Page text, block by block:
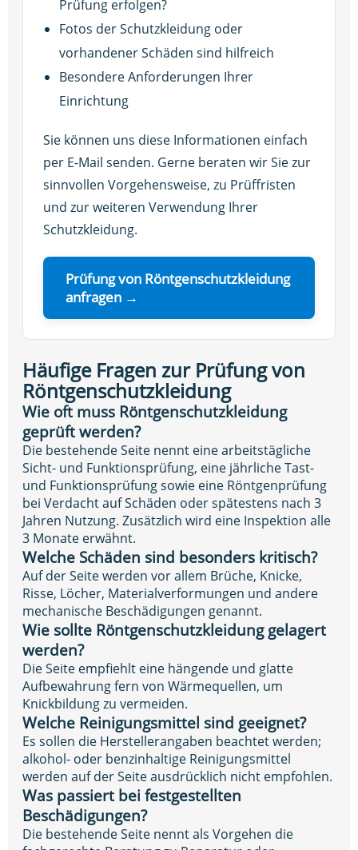
Prüfung erfolgen?
Fotos der Schutzkleidung oder
vorhandener Schäden sind hilfreich
Besondere Anforderungen Ihrer
Einrichtung
Sie können uns diese Informationen einfach
per E-Mail senden. Gerne beraten wir Sie zur
sinnvollen Vorgehensweise, zu Prüffristen
und zur weiteren Verwendung Ihrer
Schutzkleidung.
Prüfung von Röntgenschutzkleidung
anfragen →
Häufige Fragen zur Prüfung von
Röntgenschutzkleidung
Wie oft muss Röntgenschutzkleidung
geprüft werden?
Die bestehende Seite nennt eine arbeitstägliche
Sicht- und Funktionsprüfung, eine jährliche Tast-
und Funktionsprüfung sowie eine Röntgenprüfung
bei Verdacht auf Schäden oder spätestens nach 3
Jahren Nutzung. Zusätzlich wird eine Inspektion alle
3 Monate erwähnt.
Welche Schäden sind besonders kritisch?
Auf der Seite werden vor allem Brüche, Knicke,
Risse, Löcher, Materialverformungen und andere
mechanische Beschädigungen genannt.
Wie sollte Röntgenschutzkleidung gelagert
werden?
Die Seite empfiehlt eine hängende und glatte
Aufbewahrung fern von Wärmequellen, um
Knickbildung zu vermeiden.
Welche Reinigungsmittel sind geeignet?
Es sollen die Herstellerangaben beachtet werden;
alkohol- oder benzinhaltige Reinigungsmittel
werden auf der Seite ausdrücklich nicht empfohlen.
Was passiert bei festgestellten
Beschädigungen?
Die bestehende Seite nennt als Vorgehen die